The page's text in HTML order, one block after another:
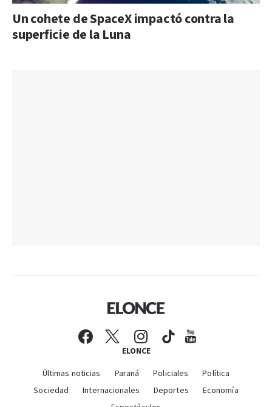
Un cohete de SpaceX impactó contra la
superficie de la Luna
ELONCE
Últimas noticias Paraná Policiales
Política
Sociedad
Internacionales Deportes
Economía